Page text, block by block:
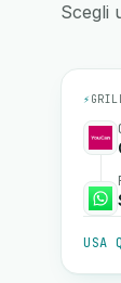
Scegli
⚡
USA